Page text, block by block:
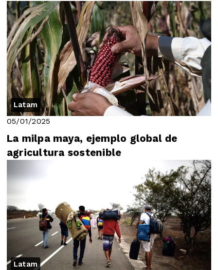
Latam
05/01/2025
La milpa maya, ejemplo global de
agricultura sostenible
Latam